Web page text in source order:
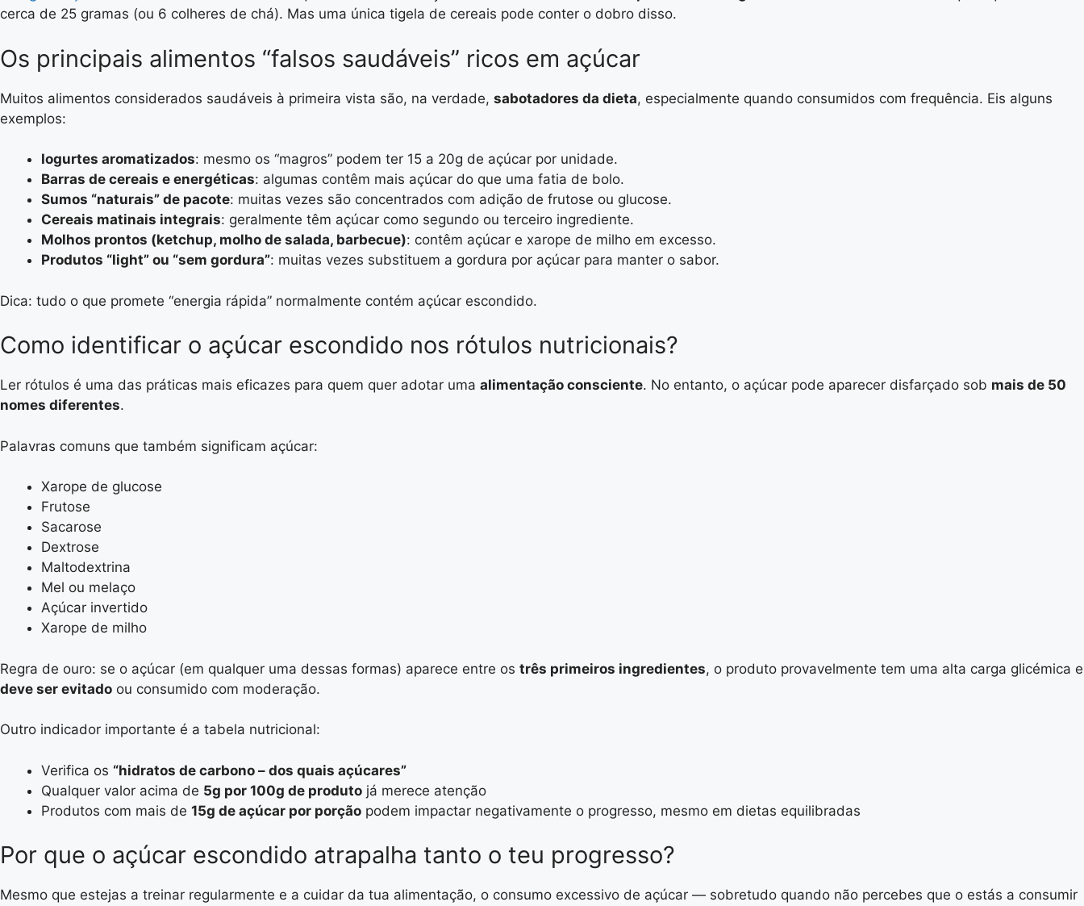
cerca de 25 gramas (ou 6 colheres de chá). Mas uma única tigela de cereais pode conter o dobro disso.
Os principais alimentos “falsos saudáveis” ricos em açúcar
Muitos alimentos considerados saudáveis à primeira vista são, na verdade, sabotadores da dieta, especialmente quando consumidos com frequência. Eis alguns
exemplos:
Iogurtes aromatizados: mesmo os “magros” podem ter 15 a 20g de açúcar por unidade.
Barras de cereais e energéticas: algumas contêm mais açúcar do que uma fatia de bolo.
Sumos “naturais” de pacote: muitas vezes são concentrados com adição de frutose ou glucose.
Cereais matinais integrais: geralmente têm açúcar como segundo ou terceiro ingrediente.
Molhos prontos (ketchup, molho de salada, barbecue): contêm açúcar e xarope de milho em excesso.
Produtos “light” ou “sem gordura”: muitas vezes substituem a gordura por açúcar para manter o sabor.
Dica: tudo o que promete “energia rápida” normalmente contém açúcar escondido.
Como identificar o açúcar escondido nos rótulos nutricionais?
Ler rótulos é uma das práticas mais eficazes para quem quer adotar uma alimentação consciente. No entanto, o açúcar pode aparecer disfarçado sob mais de 50
nomes diferentes.
Palavras comuns que também significam açúcar:
Xarope de glucose
Frutose
Sacarose
Dextrose
Maltodextrina
Mel ou melaço
Açúcar invertido
Xarope de milho
Regra de ouro: se o açúcar (em qualquer uma dessas formas) aparece entre os três primeiros ingredientes, o produto provavelmente tem uma alta carga glicémica e
deve ser evitado ou consumido com moderação.
Outro indicador importante é a tabela nutricional:
Verifica os “hidratos de carbono – dos quais açúcares”
Qualquer valor acima de 5g por 100g de produto já merece atenção
Produtos com mais de 15g de açúcar por porção podem impactar negativamente o progresso, mesmo em dietas equilibradas
Por que o açúcar escondido atrapalha tanto o teu progresso?
Mesmo que estejas a treinar regularmente e a cuidar da tua alimentação, o consumo excessivo de açúcar — sobretudo quando não percebes que o estás a consumir